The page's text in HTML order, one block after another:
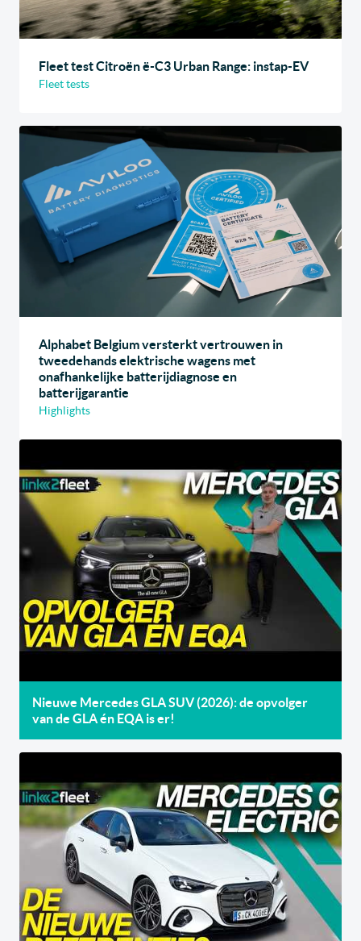
Fleet test Citroën ë-C3 Urban Range: instap-EV
Fleet tests
Alphabet Belgium versterkt vertrouwen in
tweedehands elektrische wagens met
onafhankelijke batterijdiagnose en
batterijgarantie
Highlights
Nieuwe Mercedes GLA SUV (2026): de opvolger
van de GLA én EQA is er!